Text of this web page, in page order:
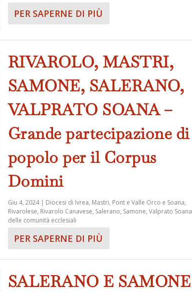
PER SAPERNE DI PIÙ
RIVAROLO, MASTRI,
SAMONE, SALERANO,
VALPRATO SOANA –
Grande partecipazione di
popolo per il Corpus
Domini
Giu 4, 2024| Diocesi di Ivrea, Mastri, Pont e Valle Orco e Soana,
Rivarolese, Rivarolo Canavese, Salerano, Samone, Valprato Soana
delle comunità ecclesiali
PER SAPERNE DI PIÙ
SALERANO E